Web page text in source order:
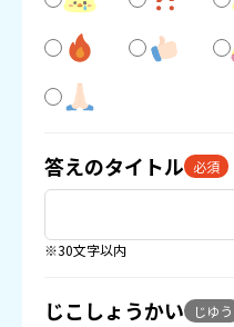
答えのタイトル 必須
※30文字以内
じこしょうかい じゆう